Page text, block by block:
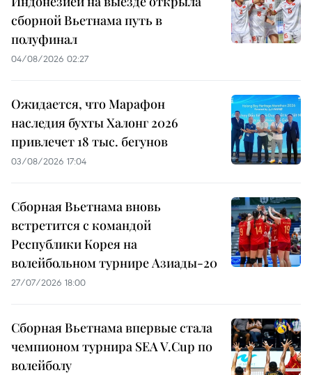
сборной Вьетнама путь в
полуфинал
04/08/2026 02:27
Ожидается, что Марафон
наследия бухты Халонг 2026
привлечет 18 тыс. бегунов
03/08/2026 17:04
Сборная Вьетнама вновь
встретится с командой
Республики Корея на
волейбольном турнире Азиады-20
27/07/2026 18:00
Сборная Вьетнама впервые стала
чемпионом турнира SEA V.Cup по
волейболу